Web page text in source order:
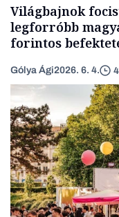
Világbajnok
legforróbb
forintos
Gólya Ági2026. 6. 4.